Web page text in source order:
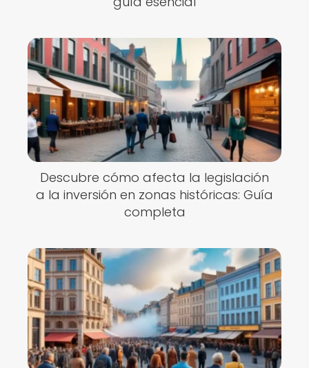
Descubre cómo afecta la legislación
a la inversión en zonas históricas: Guía
completa